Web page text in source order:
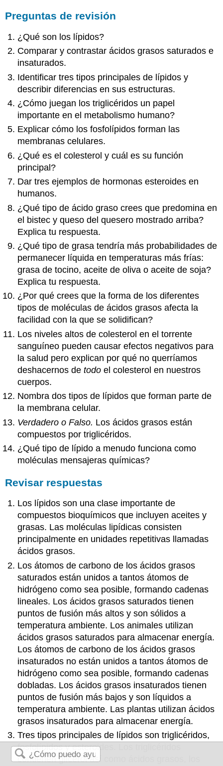
Preguntas de revisión
¿Qué son los lípidos?
Comparar y contrastar ácidos grasos saturados e
insaturados.
Identificar tres tipos principales de lípidos y
describir diferencias en sus estructuras.
¿Cómo juegan los triglicéridos un papel
importante en el metabolismo humano?
Explicar cómo los fosfolípidos forman las
membranas celulares.
¿Qué es el colesterol y cuál es su función
principal?
Dar tres ejemplos de hormonas esteroides en
humanos.
¿Qué tipo de ácido graso crees que predomina en
el bistec y queso del quesero mostrado arriba?
Explica tu respuesta.
¿Qué tipo de grasa tendría más probabilidades de
permanecer líquida en temperaturas más frías:
grasa de tocino, aceite de oliva o aceite de soja?
Explica tu respuesta.
¿Por qué crees que la forma de los diferentes
tipos de moléculas de ácidos grasos afecta la
facilidad con la que se solidifican?
Los niveles altos de colesterol en el torrente
sanguíneo pueden causar efectos negativos para
la salud pero explican por qué no querríamos
deshacernos detodo el colesterol en nuestros
cuerpos.
Nombra dos tipos de lípidos que forman parte de
la membrana celular.
Verdadero o Falso. Los ácidos grasos están
compuestos por triglicéridos.
¿Qué tipo de lípido a menudo funciona como
moléculas mensajeras químicas?
Revisar respuestas
Los lípidos son una clase importante de
compuestos bioquímicos que incluyen aceites y
grasas. Las moléculas lipídicas consisten
principalmente en unidades repetitivas llamadas
ácidos grasos.
Los átomos de carbono de los ácidos grasos
saturados están unidos a tantos átomos de
hidrógeno como sea posible, formando cadenas
lineales. Los ácidos grasos saturados tienen
puntos de fusión más altos y son sólidos a
temperatura ambiente. Los animales utilizan
ácidos grasos saturados para almacenar energía.
Los átomos de carbono de los ácidos grasos
insaturados no están unidos a tantos átomos de
hidrógeno como sea posible, formando cadenas
dobladas. Los ácidos grasos insaturados tienen
puntos de fusión más bajos y son líquidos a
temperatura ambiente. Las plantas utilizan ácidos
grasos insaturados para almacenar energía.
Tres tipos principales de lípidos son triglicéridos,
fosfolípidos y esteroides. Los triglicéridos
contienen glicerol así como ácidos grasos, los